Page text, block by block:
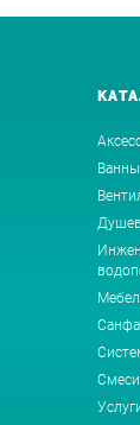
Ванны